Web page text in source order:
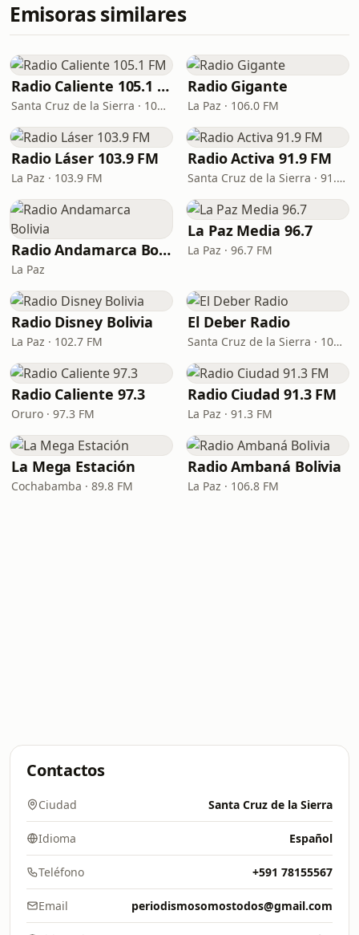
Emisoras similares
Radio Caliente 105.1 FM
Santa Cruz de la Sierra · 105.1 FM
Radio Gigante
La Paz · 106.0 FM
Radio Láser 103.9 FM
La Paz · 103.9 FM
Radio Activa 91.9 FM
Santa Cruz de la Sierra · 91.9 FM
Radio Andamarca Bolivia
La Paz
La Paz Media 96.7
La Paz · 96.7 FM
Radio Disney Bolivia
La Paz · 102.7 FM
El Deber Radio
Santa Cruz de la Sierra · 103.3 FM
Radio Caliente 97.3
Oruro · 97.3 FM
Radio Ciudad 91.3 FM
La Paz · 91.3 FM
La Mega Estación
Cochabamba · 89.8 FM
Radio Ambaná Bolivia
La Paz · 106.8 FM
Contactos
Ciudad Santa Cruz de la Sierra
Idioma Español
Teléfono +591 78155567
Email periodismosomostodos@gmail.com